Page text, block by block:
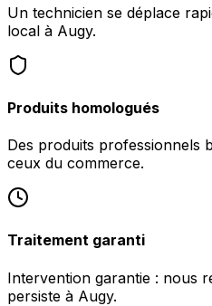
Un technicien se déplace
local à Augy.
Produits homologués
Des produits professionnels
ceux du commerce.
Traitement garanti
Intervention garantie : nous
persiste à Augy.